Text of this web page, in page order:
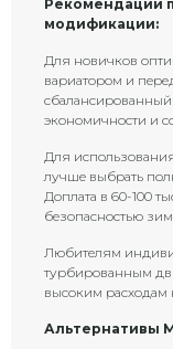
Рекомендации
модификации:
Для новичков
вариатором и
экономичности и
Для
лучше выбрать
Доплата в 60-100
безопасностью
Любителям
турбированным
высоким расходам
Альтернативы